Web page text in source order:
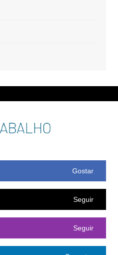
Gostar
Seguir
Seguir